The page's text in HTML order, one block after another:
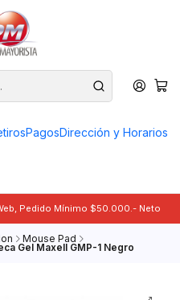
PagosDirección y Horarios
Pedido Mínimo $50.000.- Neto
Mouse Pad
Gel Maxell GMP-1 Negro